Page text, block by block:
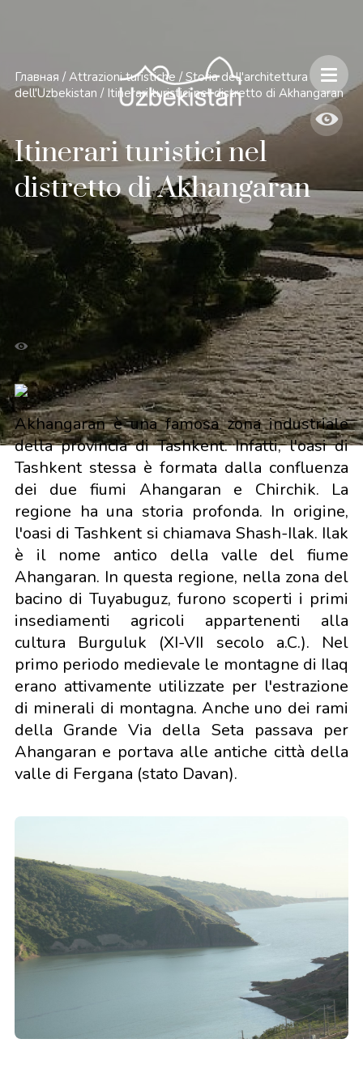
Главная / Attrazioni turistiche / Storia dell'architettura
dell'Uzbekistan / Itinerari turistici nel distretto di Akhangaran
Itinerari turistici nel
distretto di Akhangaran
Akhangaran è una famosa zona industriale
della provincia di Tashkent. Infatti, l'oasi di
Tashkent stessa è formata dalla confluenza
dei due fiumi Ahangaran e Chirchik. La
regione ha una storia profonda. In origine,
l'oasi di Tashkent si chiamava Shash-Ilak. Ilak
è il nome antico della valle del fiume
Ahangaran. In questa regione, nella zona del
bacino di Tuyabuguz, furono scoperti i primi
insediamenti agricoli appartenenti alla
cultura Burguluk (XI-VII secolo a.C.). Nel
primo periodo medievale le montagne di Ilaq
erano attivamente utilizzate per l'estrazione
di minerali di montagna. Anche uno dei rami
della Grande Via della Seta passava per
Ahangaran e portava alle antiche città della
valle di Fergana (stato Davan).